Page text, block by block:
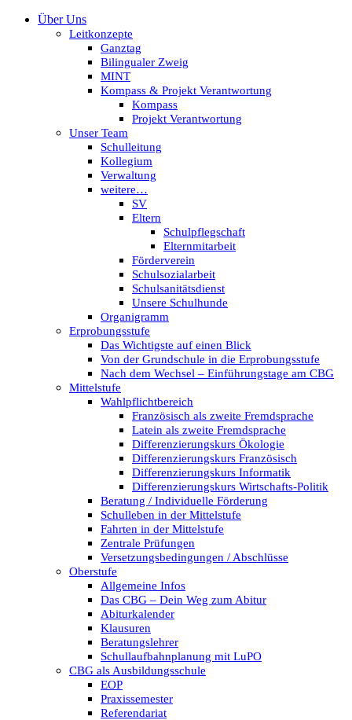
Über Uns
Leitkonzepte
Ganztag
Bilingualer Zweig
MINT
Kompass & Projekt Verantwortung
Kompass
Projekt Verantwortung
Unser Team
Schulleitung
Kollegium
Verwaltung
weitere…
SV
Eltern
Schulpflegschaft
Elternmitarbeit
Förderverein
Schulsozialarbeit
Schulsanitätsdienst
Unsere Schulhunde
Organigramm
Erprobungsstufe
Das Wichtigste auf einen Blick
Von der Grundschule in die Erprobungsstufe
Nach dem Wechsel – Einführungstage am CBG
Mittelstufe
Wahlpflichtbereich
Französisch als zweite Fremdsprache
Latein als zweite Fremdsprache
Differenzierungskurs Ökologie
Differenzierungskurs Französisch
Differenzierungskurs Informatik
Differenzierungskurs Wirtschafts-Politik
Beratung / Individuelle Förderung
Schulleben in der Mittelstufe
Fahrten in der Mittelstufe
Zentrale Prüfungen
Versetzungsbedingungen / Abschlüsse
Oberstufe
Allgemeine Infos
Das CBG – Dein Weg zum Abitur
Abiturkalender
Klausuren
Beratungslehrer
Schullaufbahnplanung mit LuPO
CBG als Ausbildungsschule
EOP
Praxissemester
Referendariat